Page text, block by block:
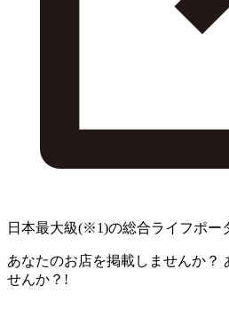
日本最大級(※1)の総合ライフポー
あなたのお店を掲載しませんか？
せんか？!